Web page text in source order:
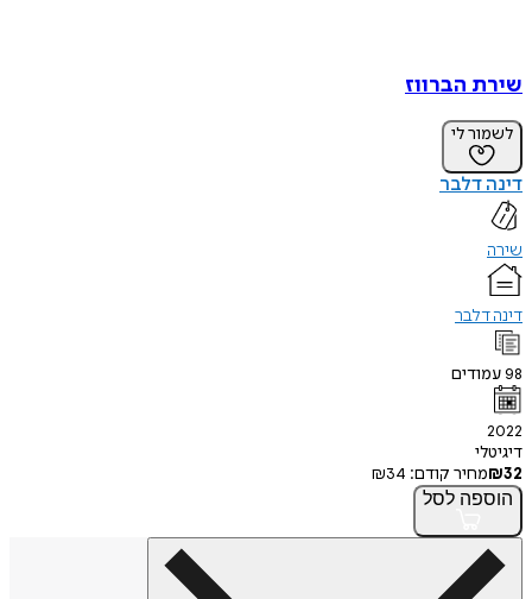
שירת הברווז
לשמור לי
דינה דלבר
שירה
דינה דלבר
98עמודים
2022
דיגיטלי
₪32 מחיר קודם: ₪34
הוספה לסל